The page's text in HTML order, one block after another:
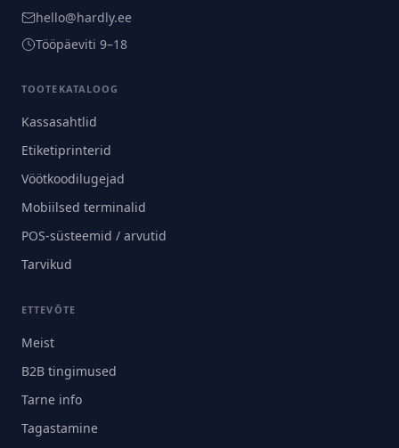
hello@hardly.ee
Tööpäeviti 9–18
TOOTEKATALOOG
Kassasahtlid
Etiketiprinterid
Vöötkoodilugejad
Mobiilsed terminalid
POS-süsteemid / arvutid
Tarvikud
ETTEVÕTE
Meist
B2B tingimused
Tarne info
Tagastamine